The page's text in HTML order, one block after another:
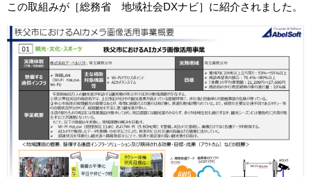
この取組みが［総務省 地域社会DXナビ］に紹介されました。